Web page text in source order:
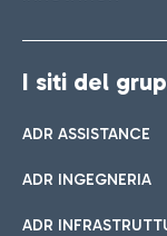
I siti del
ADR ASSISTANCE
ADR INGEGNERIA
ADR